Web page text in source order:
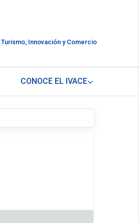
Innovación y Comercio
CONOCE EL IVACE